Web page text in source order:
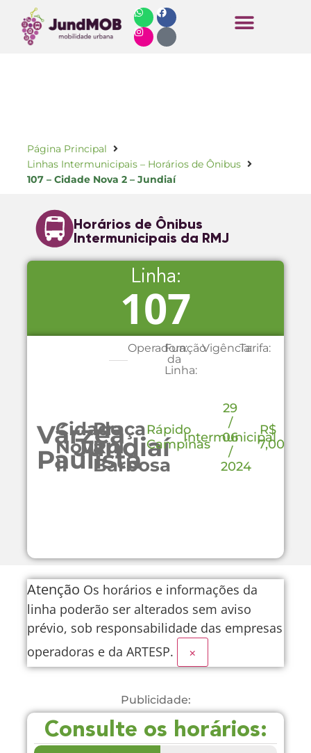
Página Principal
Linhas Intermunicipais – Horários de Ônibus
107 – Cidade Nova 2 – Jundiaí
Horários de Ônibus
Intermunicipais da RMJ
Linha:
107
Várzea
Paulista
Cidade
Nova
II
Jundiaí
Praça
Rui
Barbosa
Operadora:
Função
da
Linha:
Vigência:Tarifa:
Rápido
CampinasIntermunicipal
29
/
06
/
2024
R$
7,00
Atenção Os horários e informações da
linha poderão ser alterados sem aviso
prévio, sob responsabilidade das empresas
operadoras e da ARTESP.
×
Publicidade:
Consulte os horários: